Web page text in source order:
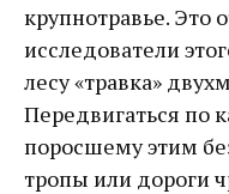
крупнотравье. Это
исследователи
лесу «травка»
Передвигаться по
поросшему этим
тропы или дороги